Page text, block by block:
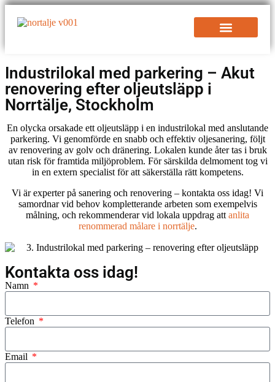
Industrilokal med parkering – Akut
renovering efter oljeutsläpp i
Norrtälje, Stockholm
En olycka orsakade ett oljeutsläpp i en industrilokal med anslutande
parkering. Vi genomförde en snabb och effektiv oljesanering, följt
av renovering av golv och dränering. Lokalen kunde åter tas i bruk
utan risk för framtida miljöproblem. För särskilda delmoment tog vi
in en extern specialist för att säkerställa rätt kompetens.
Vi är experter på sanering och renovering – kontakta oss idag! Vi
samordnar vid behov kompletterande arbeten som exempelvis
målning, och rekommenderar vid lokala uppdrag att anlita
renommerad målare i norrtälje.
Kontakta oss idag!
Namn
Telefon
Email